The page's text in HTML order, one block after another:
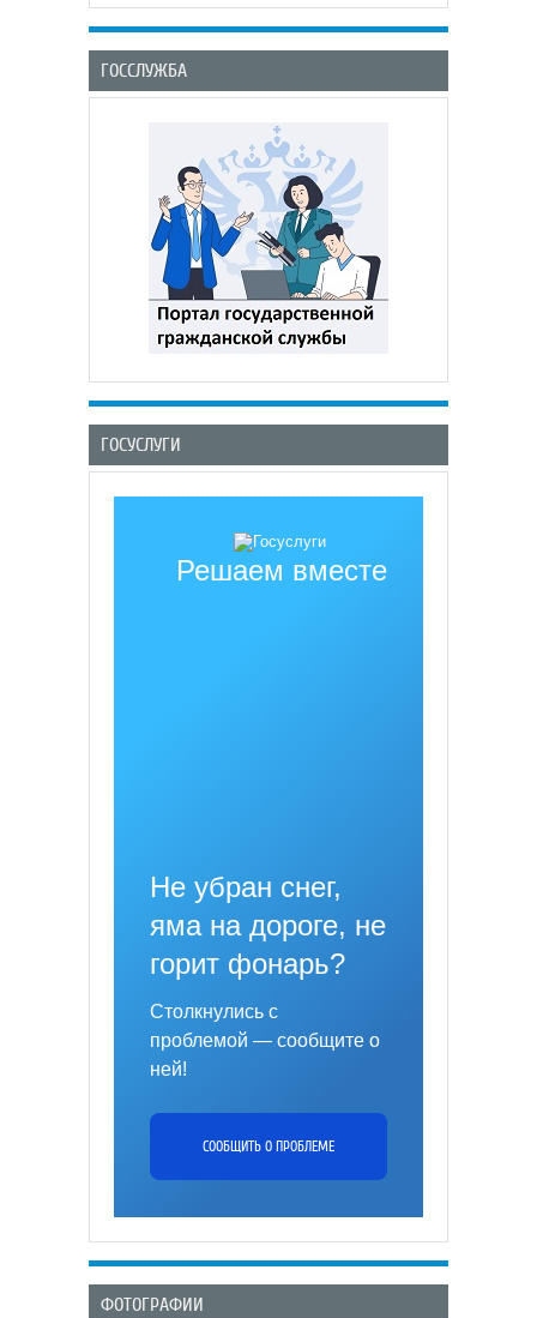
ГОССЛУЖБА
ГОСУСЛУГИ
Решаем вместе
Не убран снег,
яма на дороге, не
горит фонарь?
Столкнулись с
проблемой — сообщите о
ней!
СООБЩИТЬ О ПРОБЛЕМЕ
ФОТОГРАФИИ